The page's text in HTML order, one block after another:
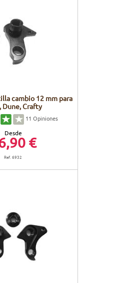
cambio 12 mm para
Dune, Crafty
11 Opiniones
Desde
€
Ref. 6932